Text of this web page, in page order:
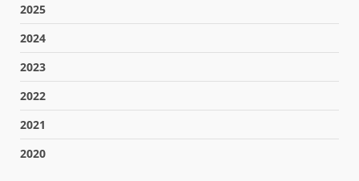
2025
2024
2023
2022
2021
2020